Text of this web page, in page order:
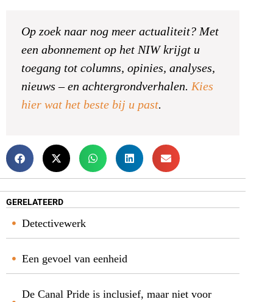
Op zoek naar nog meer actualiteit? Met
een abonnement op het NIW krijgt u
toegang tot columns, opinies, analyses,
nieuws – en achtergrondverhalen. Kies
hier wat het beste bij u past.
GERELATEERD
Detectivewerk
Een gevoel van eenheid
De Canal Pride is inclusief, maar niet voor